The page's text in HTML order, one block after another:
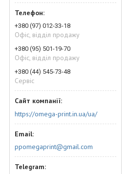
+380 (97) 012-33-18
Офіс, відділ продажу
+380 (95) 501-19-70
Офіс, відділ продажу
+380 (44) 545-73-48
Сервіс
https://omega-print.in.ua/ua/
ppomegaprint@gmail.com